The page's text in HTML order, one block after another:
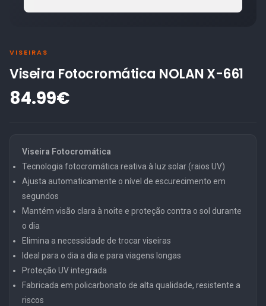
VISEIRAS
Viseira Fotocromática NOLAN X-661
84.99€
Viseira Fotocromática
Tecnologia fotocromática reativa à luz solar (raios UV)
Ajusta automaticamente o nível de escurecimento em
segundos
Mantém visão clara à noite e proteção contra o sol durante
o dia
Elimina a necessidade de trocar viseiras
Ideal para o dia a dia e para viagens longas
Proteção UV integrada
Fabricada em policarbonato de alta qualidade, resistente a
riscos